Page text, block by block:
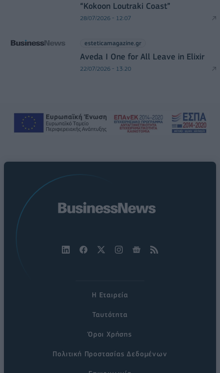
“Kokoon Loutraki Coast”
28/07/2026 - 12:07
esteticamagazine.gr
Aveda I One for All Leave in Elixir
22/07/2026 - 13:20
Η Εταιρεία
Ταυτότητα
Όροι Χρήσης
Πολιτική Προστασίας Δεδομένων